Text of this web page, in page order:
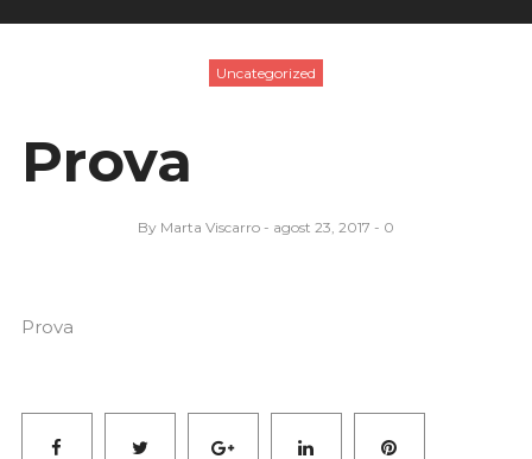
Uncategorized
Prova
By Marta Viscarro agost 23, 2017 0
Prova
FacebookTwitter Google+LinkedIn Pinterest